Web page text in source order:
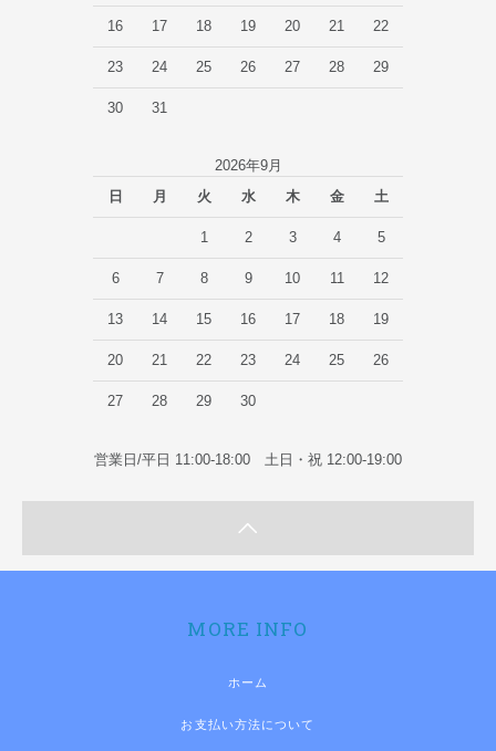
16 17 18 19 20 21 22
23 24 25 26 27 28 29
30 31
2026年9月
日
月 火 水 木 金 土
1 2 3 4 5
6 7 8 9 10 11 12
13 14 15 16 17 18 19
20 21 22 23 24 25 26
27 28 29 30
営業日/平日 11:00-18:00 土日・祝 12:00-19:00
MORE INFO
ホーム
お支払い方法について